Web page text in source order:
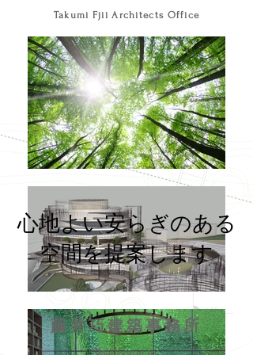
Takumi Fjii Architects Office
心地よい安らぎのある
空間を提案します
藤井巧建築事務所